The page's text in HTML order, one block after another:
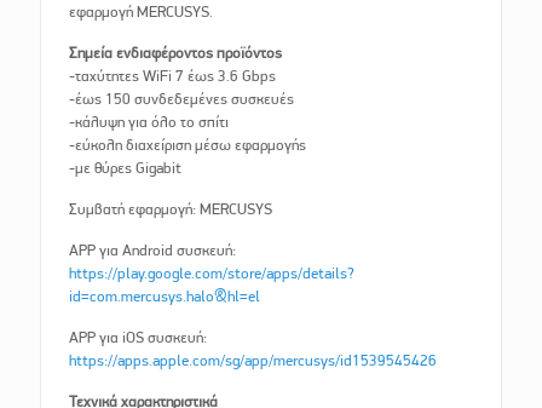
εφαρμογή MERCUSYS.
Σημεία ενδιαφέροντος προϊόντος
-ταχύτητες WiFi 7 έως 3.6 Gbps
-έως 150 συνδεδεμένες συσκευές
-κάλυψη για όλο το σπίτι
-εύκολη διαχείριση μέσω εφαρμογής
-με θύρες Gigabit
Συμβατή εφαρμογή: MERCUSYS
APP για Android συσκευή:
https://play.google.com/store/apps/details?
id=com.mercusys.halo&hl=el
APP για iOS συσκευή:
https://apps.apple.com/sg/app/mercusys/id1539545426
Τεχνικά χαρακτηριστικά